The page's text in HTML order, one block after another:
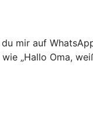
mir auf
„Hallo Oma,